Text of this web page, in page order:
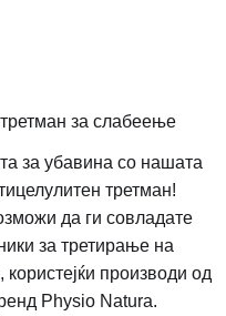
за слабеење
за убавина со нашата
третман!
да ги совладате
за третирање на
производи од
Physio Natura.